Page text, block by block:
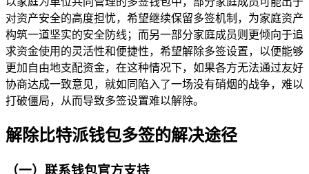
对资产安全的高度担忧，希望继续保留多签机制，为家庭资产
构筑一道坚实的安全防线；而另一部分家庭成员则更倾向于追
求资金使用的灵活性和便捷性，希望解除多签设置，以便能够
更加自由地支配资金，在这种情况下，如果各方无法通过友好
协商达成一致意见，就如同陷入了一场没有硝烟的战争，难以
打破僵局，从而导致多签设置难以解除。
解除比特派钱包多签的解决途径
（一）联系钱包官方支持